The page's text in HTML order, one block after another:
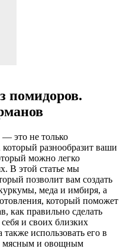
помидоров.
— это не только
разнообразит ваши
можно легко
В этой статье мы
позволит вам создать
меда и имбиря, а
который поможет
как правильно сделать
и своих близких
использовать его в
мясным и овощным